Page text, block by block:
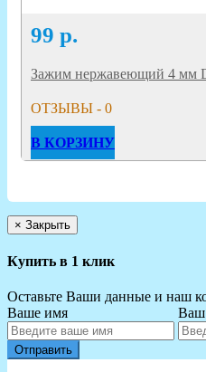
99 р.
Зажим нержавеющий 4 мм
ОТЗЫВЫ - 0
В КОРЗИНУ
× Закрыть
Купить в 1 клик
Оставьте Ваши данные и наш
Ваше имя
Ваш
Отправить